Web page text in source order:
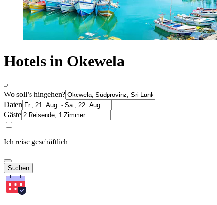
Hotels in Okewela
Wo soll’s hingehen?
Daten
Gäste
Ich reise geschäftlich
Suchen